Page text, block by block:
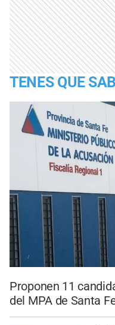
TENES QUE
Proponen 11
del MPA de Santa